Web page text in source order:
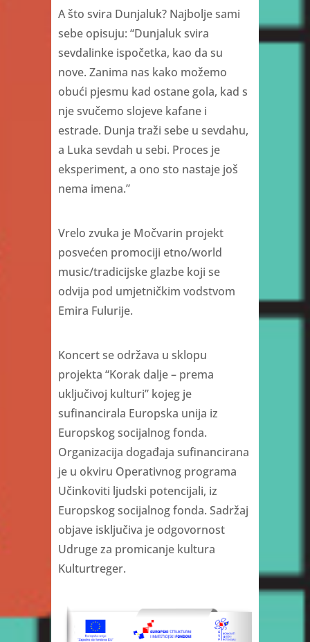
A što svira Dunjaluk? Najbolje sami
sebe opisuju: “Dunjaluk svira
sevdalinke ispočetka, kao da su
nove. Zanima nas kako možemo
obući pjesmu kad ostane gola, kad s
nje svučemo slojeve kafane i
estrade. Dunja traži sebe u sevdahu,
a Luka sevdah u sebi. Proces je
eksperiment, a ono sto nastaje još
nema imena.”
Vrelo zvuka je Močvarin projekt
posvećen promociji etno/world
music/tradicijske glazbe koji se
odvija pod umjetničkim vodstvom
Emira Fulurije.
Koncert se održava u sklopu
projekta “Korak dalje – prema
uključivoj kulturi” kojeg je
sufinancirala Europska unija iz
Europskog socijalnog fonda.
Organizacija događaja sufinancirana
je u okviru Operativnog programa
Učinkoviti ljudski potencijali, iz
Europskog socijalnog fonda. Sadržaj
objave isključiva je odgovornost
Udruge za promicanje kultura
Kulturtreger.